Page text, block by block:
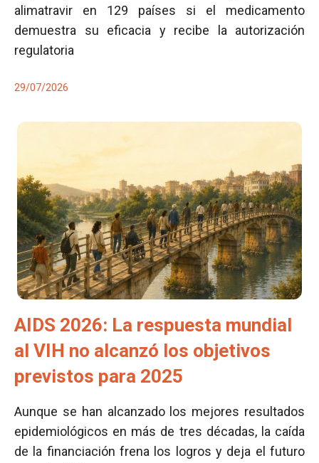
alimatravir en 129 países si el medicamento
demuestra su eficacia y recibe la autorización
regulatoria
29/07/2026
AIDS 2026: La respuesta mundial
al VIH no alcanzó los objetivos
previstos para 2025
Aunque se han alcanzado los mejores resultados
epidemiológicos en más de tres décadas, la caída
de la financiación frena los logros y deja el futuro